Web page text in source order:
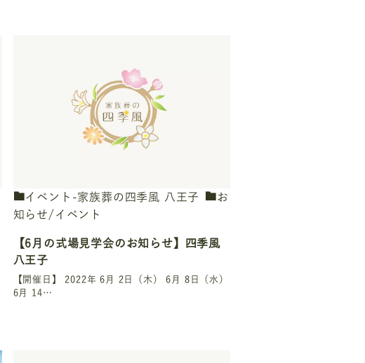
イベント-家族葬の四季風 八王子
お
知らせ/イベント
【6月の式場見学会のお知らせ】四季風
八王子
【開催日】 2022年 6月 2日（木） 6月 8日（水）
6月 14…